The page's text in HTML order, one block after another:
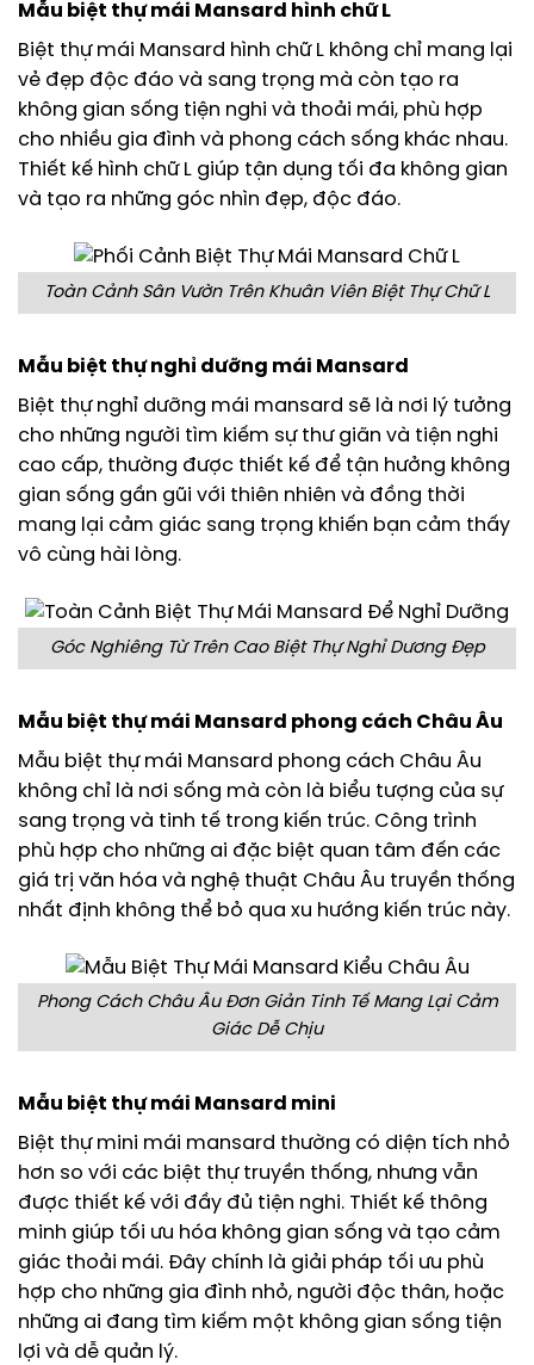
Mẫu biệt thự mái Mansard hình chữ L
Biệt thự mái Mansard hình chữ L không chỉ mang lại
vẻ đẹp độc đáo và sang trọng mà còn tạo ra
không gian sống tiện nghi và thoải mái, phù hợp
cho nhiều gia đình và phong cách sống khác nhau.
Thiết kế hình chữ L giúp tận dụng tối đa không gian
và tạo ra những góc nhìn đẹp, độc đáo.
Toàn Cảnh Sân Vườn Trên Khuân Viên Biệt Thự Chữ L
Mẫu biệt thự nghỉ dưỡng mái Mansard
Biệt thự nghỉ dưỡng mái mansard sẽ là nơi lý tưởng
cho những người tìm kiếm sự thư giãn và tiện nghi
cao cấp, thường được thiết kế để tận hưởng không
gian sống gần gũi với thiên nhiên và đồng thời
mang lại cảm giác sang trọng khiến bạn cảm thấy
vô cùng hài lòng.
Góc Nghiêng Từ Trên Cao Biệt Thự Nghỉ Dương Đẹp
Mẫu biệt thự mái Mansard phong cách Châu Âu
Mẫu biệt thự mái Mansard phong cách Châu Âu
không chỉ là nơi sống mà còn là biểu tượng của sự
sang trọng và tinh tế trong kiến trúc. Công trình
phù hợp cho những ai đặc biệt quan tâm đến các
giá trị văn hóa và nghệ thuật Châu Âu truyền thống
nhất định không thể bỏ qua xu hướng kiến trúc này.
Phong Cách Châu Âu Đơn Giản Tinh Tế Mang Lại Cảm
Giác Dễ Chịu
Mẫu biệt thự mái Mansard mini
Biệt thự mini mái mansard thường có diện tích nhỏ
hơn so với các biệt thự truyền thống, nhưng vẫn
được thiết kế với đầy đủ tiện nghi. Thiết kế thông
minh giúp tối ưu hóa không gian sống và tạo cảm
giác thoải mái. Đây chính là giải pháp tối ưu phù
hợp cho những gia đình nhỏ, người độc thân, hoặc
những ai đang tìm kiếm một không gian sống tiện
lợi và dễ quản lý.